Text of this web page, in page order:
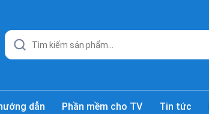
dẫn Phần mềm cho TV Tin tức